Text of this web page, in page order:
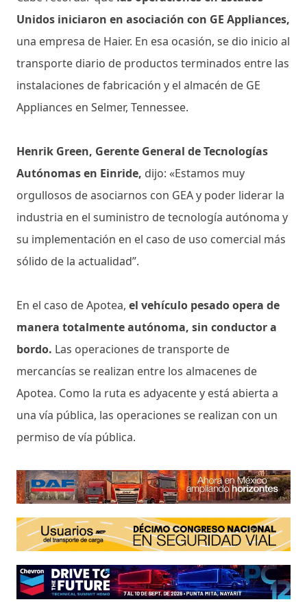
Unidos iniciaron en asociación con GE Appliances,
una empresa de Haier. En esa ocasión, se dio inicio al
transporte diario de productos terminados entre las
instalaciones de fabricación y el almacén de GE
Appliances en Selmer, Tennessee.
Henrik Green, Gerente General de Tecnologías
Autónomas en Einride, dijo: «Estamos muy
orgullosos de asociarnos con GEA y poder liderar la
industria en el suministro de tecnología autónoma y
su implementación en el caso de uso comercial más
sólido de la actualidad”.
En el caso de Apotea, el vehículo pesado opera de
manera totalmente autónoma, sin conductor a
bordo. Las operaciones de transporte de
mercancías se realizan entre los almacenes de
Apotea. Como la ruta es adyacente y está abierta a
una vía pública, las operaciones se realizan con un
permiso de vía pública.